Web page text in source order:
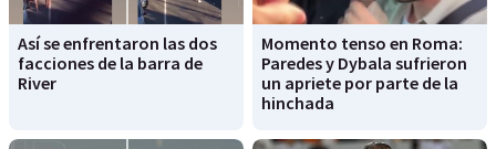
Así se enfrentaron las dos
facciones de la barra de
River
Momento tenso en Roma:
Paredes y Dybala sufrieron
un apriete por parte de la
hinchada